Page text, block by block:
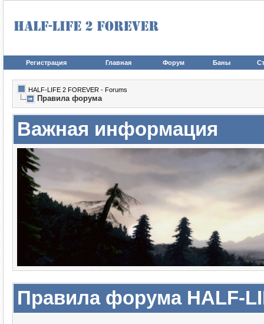
Регистрация Главная Форум Баны
HALF-LIFE 2 FOREVER - Forums
Правила форума
Важная информация
Правила форума HALF-